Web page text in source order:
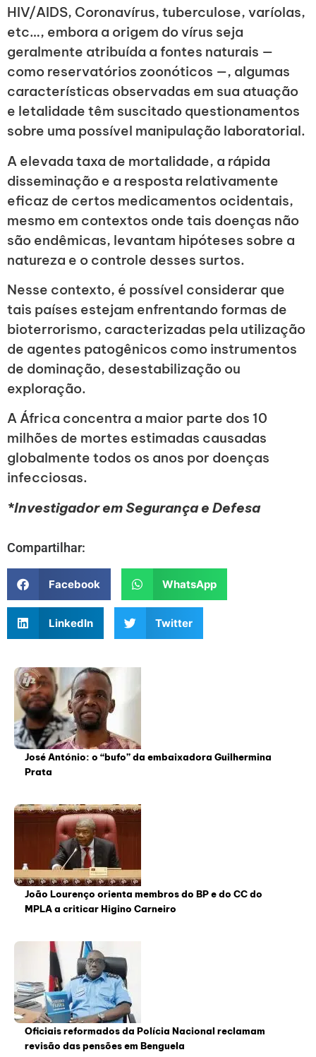
HIV/AIDS, Coronavírus, tuberculose, varíolas,
etc…, embora a origem do vírus seja
geralmente atribuída a fontes naturais —
como reservatórios zoonóticos —, algumas
características observadas em sua atuação
e letalidade têm suscitado questionamentos
sobre uma possível manipulação laboratorial.
A elevada taxa de mortalidade, a rápida
disseminação e a resposta relativamente
eficaz de certos medicamentos ocidentais,
mesmo em contextos onde tais doenças não
são endêmicas, levantam hipóteses sobre a
natureza e o controle desses surtos.
Nesse contexto, é possível considerar que
tais países estejam enfrentando formas de
bioterrorismo, caracterizadas pela utilização
de agentes patogênicos como instrumentos
de dominação, desestabilização ou
exploração.
A África concentra a maior parte dos 10
milhões de mortes estimadas causadas
globalmente todos os anos por doenças
infecciosas.
*Investigador em Segurança e Defesa
Compartilhar:
Facebook WhatsApp
LinkedIn Twitter
José António: o “bufo” da embaixadora Guilhermina
Prata
João Lourenço orienta membros do BP e do CC do
MPLA a criticar Higino Carneiro
Oficiais reformados da Polícia Nacional reclamam
revisão das pensões em Benguela